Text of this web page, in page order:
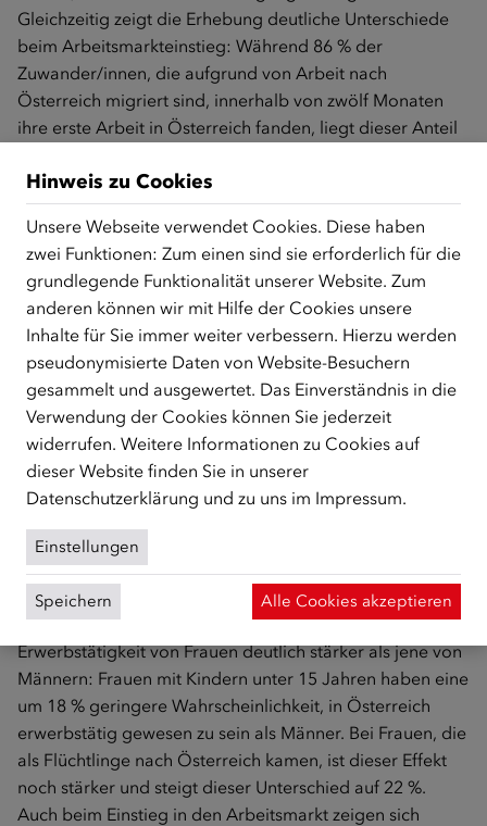
Gleichzeitig zeigt die Erhebung deutliche Unterschiede
beim Arbeitsmarkteinstieg: Während 86 % der
Zuwander/innen, die aufgrund von Arbeit nach
Österreich migriert sind, innerhalb von zwölf Monaten
ihre erste Arbeit in Österreich fanden, liegt dieser Anteil
bei 46 %.
Niedrige Erwerbstätigkeit von Frauen aus Syrien,
Afghanistan und Somalia / Kinder im Haushalt
beeinflussen Erwerbschancen von Frauen deutlich
stärker als jene von Männern
Die Befragungsergebnisse zeigen zudem deutliche
Unterschiede bei der Erwerbsintegration von Männern
und Frauen. Während 92 % der Männer zum Zeitpunkt
der Befragung bereits in Österreich erwerbstätig waren,
liegt dieser Anteil bei Frauen bei 82 %. Besonders
ausgeprägt sind die Unterschiede bei Personen, die als
Flüchtlinge nach Österreich kamen. So waren etwa 76 %
der Männer aus Syrien bereits erwerbstätig, bei Frauen
liegt dieser Anteil bei rund 50 %. Ähnliche Unterschiede
zeigen sich auch bei Personen aus Afghanistan und
Somalia. Kinder im Haushalt beeinflussen die
Erwerbstätigkeit von Frauen deutlich stärker als jene von
Männern: Frauen mit Kindern unter 15 Jahren haben eine
um 18 % geringere Wahrscheinlichkeit, in Österreich
erwerbstätig gewesen zu sein als Männer. Bei Frauen, die
als Flüchtlinge nach Österreich kamen, ist dieser Effekt
noch stärker und steigt dieser Unterschied auf 22 %.
Auch beim Einstieg in den Arbeitsmarkt zeigen sich
Hinweis zu Cookies
Unsere Webseite verwendet Cookies. Diese haben
zwei Funktionen: Zum einen sind sie erforderlich für die
grundlegende Funktionalität unserer Website. Zum
anderen können wir mit Hilfe der Cookies unsere
Inhalte für Sie immer weiter verbessern. Hierzu werden
pseudonymisierte Daten von Website-Besuchern
gesammelt und ausgewertet. Das Einverständnis in die
Verwendung der Cookies können Sie jederzeit
widerrufen. Weitere Informationen zu Cookies auf
dieser Website finden Sie in unserer
Datenschutzerklärung und zu uns im Impressum.
Einstellungen
Speichern Alle Cookies akzeptieren